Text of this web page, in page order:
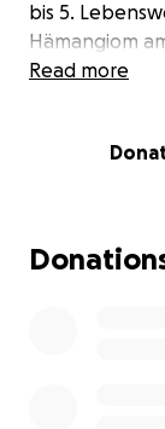
bis 5.
Hämangiom
behandelt
Jennairas
Read more